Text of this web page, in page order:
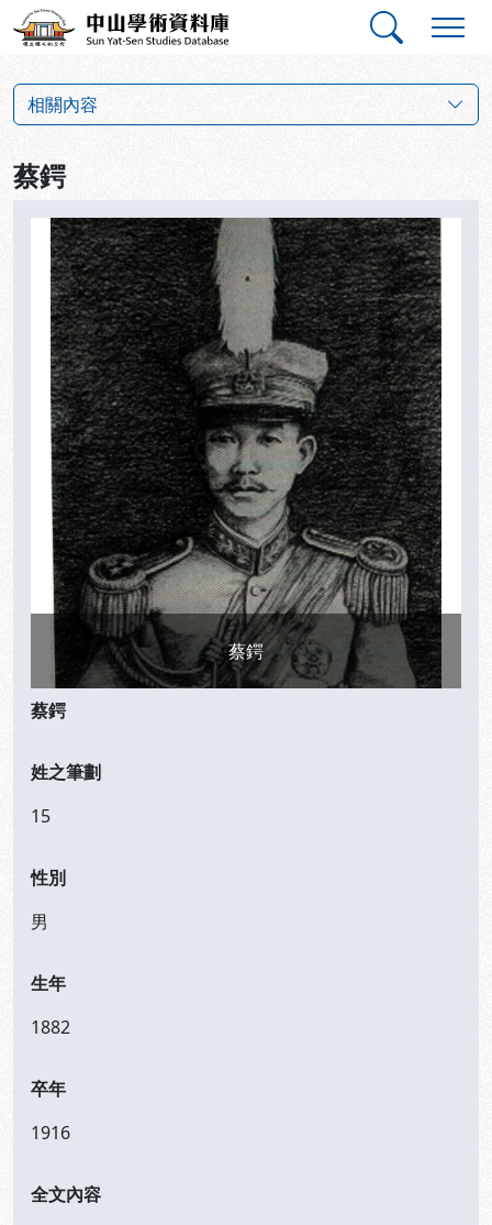
跳到主要內容
中山學術資料庫
革命群英小傳
相關內容
蔡鍔
蔡鍔
蔡鍔
姓之筆劃
15
性別
男
生年
1882
卒年
1916
全文內容